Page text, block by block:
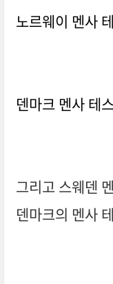
노르웨이 멘사
덴마크 멘사 테
그리고 스웨덴
덴마크의 멘사